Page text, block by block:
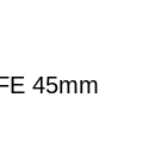
45mm